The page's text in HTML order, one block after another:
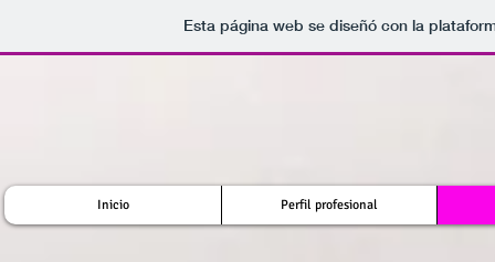
Esta página web se diseñó con la
Inicio Perfil profesional